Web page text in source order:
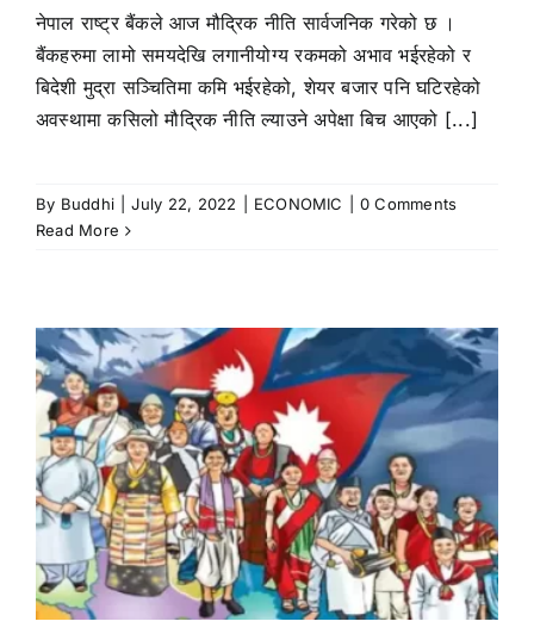
नेपाल राष्ट्र बैंकले आज मौद्रिक नीति सार्वजनिक गरेको छ ।
बैंकहरुमा लामो समयदेखि लगानीयोग्य रकमको अभाव भईरहेको र
बिदेशी मुद्रा सञ्चितिमा कमि भईरहेको, शेयर बजार पनि घटिरहेको
अवस्थामा कसिलो मौद्रिक नीति ल्याउने अपेक्षा बिच आएको [...]
By Buddhi July 22, 2022 ECONOMIC
0 Comments
Read More